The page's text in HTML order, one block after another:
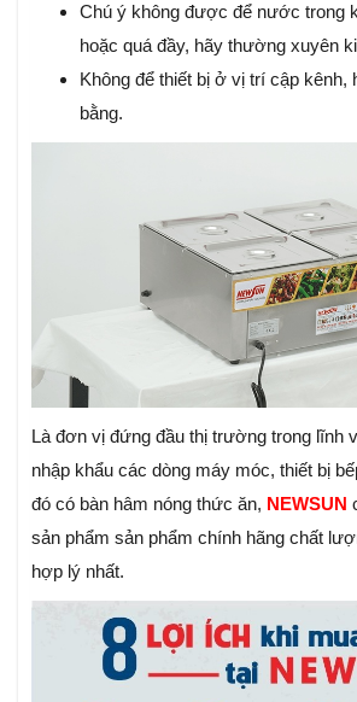
Chú ý không được để nước trong
hoặc quá đầy, hãy thường xuyên
Không để thiết bị ở vị trí cập kênh,
bằng.
Là đơn vị đứng đầu thị trường trong lĩnh
nhập khẩu các dòng máy móc, thiết bị
đó có bàn hâm nóng thức ăn, NEWSUN
sản phẩm sản phẩm chính hãng chất
hợp lý nhất.